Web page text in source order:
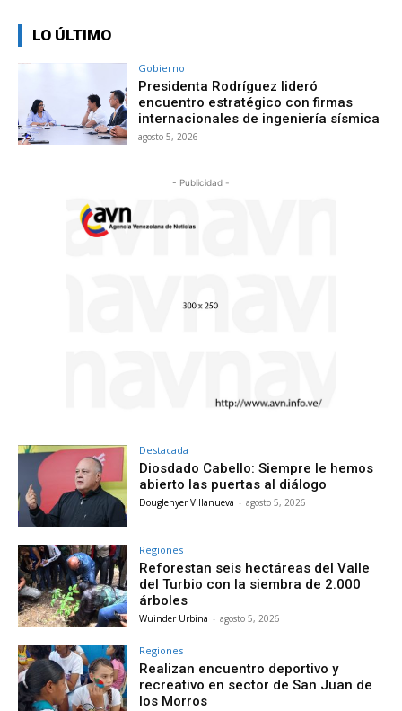
LO ÚLTIMO
Gobierno
Presidenta Rodríguez lideró
encuentro estratégico con firmas
internacionales de ingeniería sísmica
agosto 5, 2026
- Publicidad -
Destacada
Diosdado Cabello: Siempre le hemos
abierto las puertas al diálogo
Douglenyer Villanueva - agosto 5, 2026
Regiones
Reforestan seis hectáreas del Valle
del Turbio con la siembra de 2.000
árboles
Wuinder Urbina - agosto 5, 2026
Regiones
Realizan encuentro deportivo y
recreativo en sector de San Juan de
los Morros